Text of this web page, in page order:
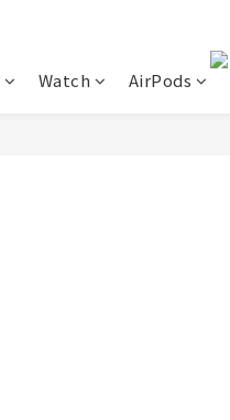
Watch AirPods